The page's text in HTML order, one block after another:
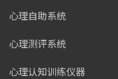
心理自助系统
心理测评系统
心理认知训练仪器